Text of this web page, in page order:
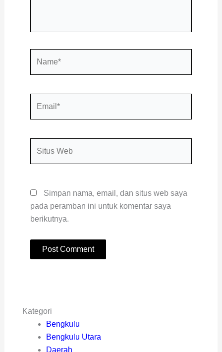
Simpan nama, email, dan situs web saya
pada peramban ini untuk komentar saya
berikutnya.
Kategori
Bengkulu
Bengkulu Utara
Daerah